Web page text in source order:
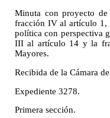
Minuta con proyecto
fracción IV al artículo
política con perspectiva
III al artículo 14 y la
Mayores.
Recibida de la Cámara
Expediente 3278.
Primera sección.